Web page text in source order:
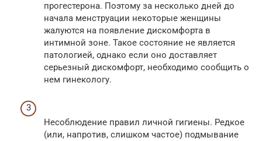
прогестерона. Поэтому за несколько дней до
начала менструации некоторые женщины
жалуются на появление дискомфорта в
интимной зоне. Такое состояние не является
патологией, однако если оно доставляет
серьезный дискомфорт, необходимо сообщить о
нем гинекологу.
Несоблюдение правил личной гигиены. Редкое
(или, напротив, слишком частое) подмывание